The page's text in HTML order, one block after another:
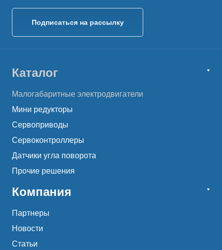
Подписаться на рассылку
Каталог
Малогабаритные электродвигатели
Мини редукторы
Сервоприводы
Сервоконтроллеры
Датчики угла поворота
Прочие решения
Компания
Партнеры
Новости
Статьи